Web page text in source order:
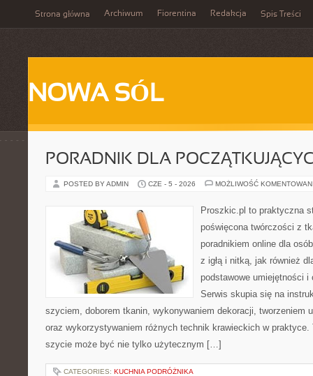
Strona główna Archiwum Fiorentina Redakcja Spis Treści
NOWA SÓL
PORADNIK DLA
POSTED BY ADMIN CZE - 5 - 2026 MOŻLIWOŚĆ
Proszkic.pl to praktyczna
poświęcona twórczości z
poradnikiem online dla
z igłą i nitką, jak również
podstawowe umiejętności
Serwis skupia się na
szyciem, doborem tkanin, wykonywaniem dekoracji, tworzeniem
oraz wykorzystywaniem różnych technik krawieckich w
szycie może być nie tylko użytecznym […]
CATEGORIES: KUCHNIA PODRÓŻNIKA